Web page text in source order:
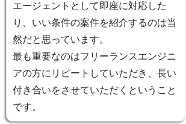
エージェントとして即座に対応した
り、いい条件の案件を紹介するのは当
然だと思っています。
最も重要なのはフリーランスエンジニ
アの方にリピートしていただき、長い
付き合いをさせていただくということ
です。